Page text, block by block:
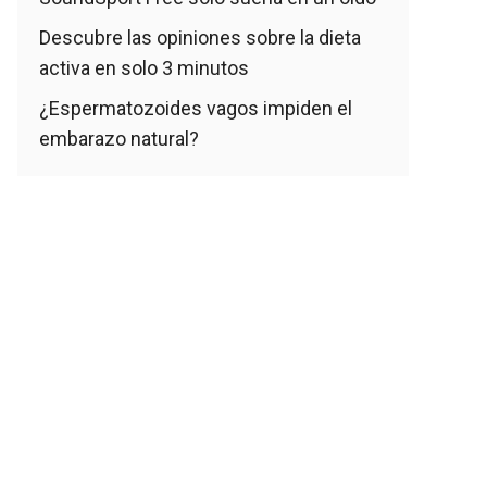
Descubre las opiniones sobre la dieta
activa en solo 3 minutos
¿Espermatozoides vagos impiden el
embarazo natural?